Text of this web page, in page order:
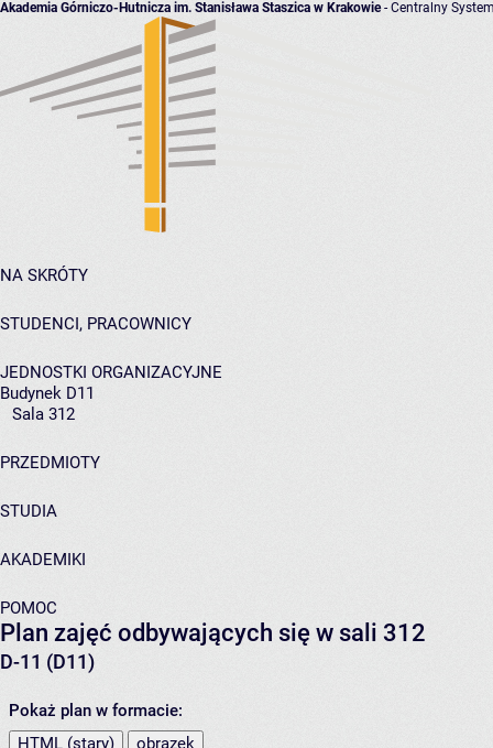
Akademia Górniczo-Hutnicza im. Stanisława Staszica w Krakowie- Centralny
NA SKRÓTY
STUDENCI, PRACOWNICY
JEDNOSTKI ORGANIZACYJNE
Budynek D11
Sala 312
PRZEDMIOTY
STUDIA
AKADEMIKI
POMOC
Plan zajęć odbywających się w sali 312
D-11 (D11)
Pokaż plan w formacie:
HTML (stary)
obrazek